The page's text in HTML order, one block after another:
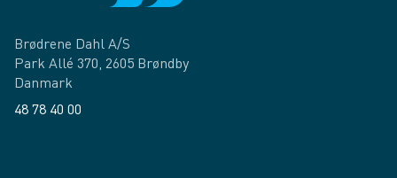
Brødrene Dahl A/S
Park Allé 370, 2605 Brøndby
Danmark
48 78 40 00